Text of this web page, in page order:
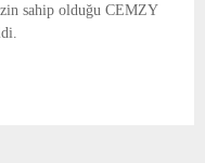
sahip olduğu CEMZY